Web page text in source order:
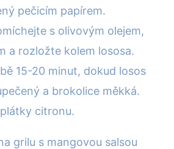
pečicím papírem.
s olivovým olejem,
a rozložte kolem lososa.
15-20 minut, dokud losos
a brokolice měkká.
citronu.
grilu s mangovou salsou